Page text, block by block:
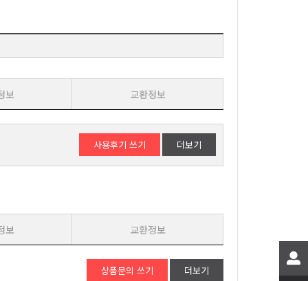
보 교환정보
사용후기 쓰기 더보기
보 교환정보
상품문의 쓰기 더보기